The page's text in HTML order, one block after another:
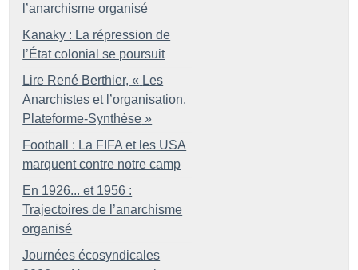
l’anarchisme organisé
Kanaky : La répression de
l’État colonial se poursuit
Lire René Berthier, « Les
Anarchistes et l’organisation.
Plateforme-Synthèse »
Football : La FIFA et les USA
marquent contre notre camp
En 1926... et 1956 :
Trajectoires de l’anarchisme
organisé
Journées écosyndicales